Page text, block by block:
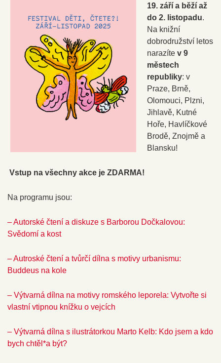
19. září a běží až
do 2. listopadu.
Na knižní
dobrodružství letos
narazíte v 9
městech
republiky: v
Praze, Brně,
Olomouci, Plzni,
Jihlavě, Kutné
Hoře, Havlíčkové
Brodě, Znojmě a
Blansku!
Vstup na všechny akce je ZDARMA!
Na programu jsou:
– Autorské čtení a diskuze s Barborou Dočkalovou:
Svědomí a kost
– Autroské čtení a tvůrčí dílna s motivy urbanismu:
Buddeus na kole
– Výtvarná dílna na motivy romského leporela: Vytvořte si
vlastní vtipnou knížku o vejcích
– Výtvarná dílna s ilustrátorkou Marto Kelb: Kdo jsem a kdo
bych chtěl*a být?